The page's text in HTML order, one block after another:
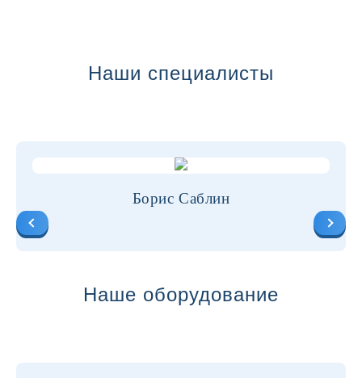
Наши специалисты
Борис Саблин
Наше оборудование